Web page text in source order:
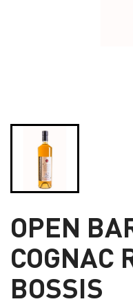
OPEN
COGNAC
BOSSIS